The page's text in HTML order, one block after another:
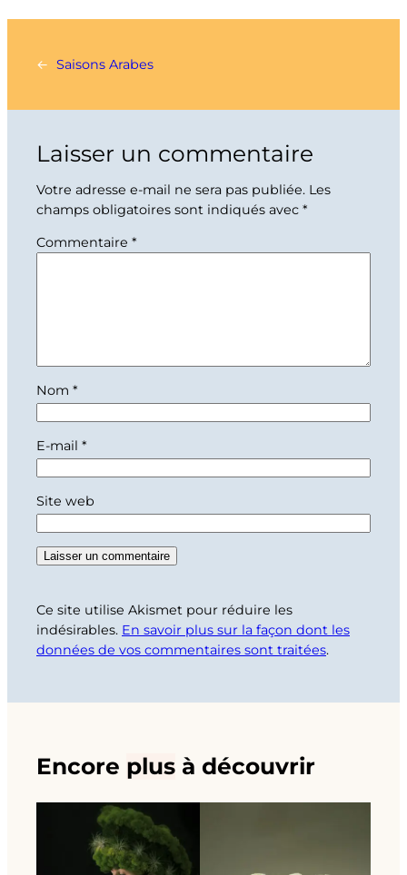
← Saisons Arabes
Laisser un commentaire
Votre adresse e-mail ne sera pas publiée. Les
champs obligatoires sont indiqués avec *
Commentaire *
Nom *
E-mail *
Site web
Ce site utilise Akismet pour réduire les
indésirables. En savoir plus sur la façon dont les
données de vos commentaires sont traitées.
Encore plus à découvrir